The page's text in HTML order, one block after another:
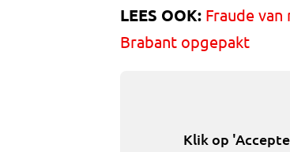
LEES OOK: Fraude
Brabant opgepakt
Klik op